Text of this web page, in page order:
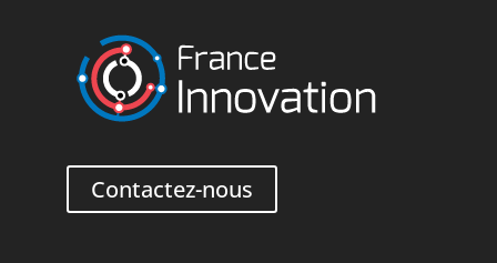
Contactez-nous